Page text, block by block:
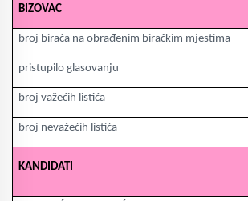
BIZOVAC
broj birača na obrađenim biračkim mjestima
pristupilo glasovanju
broj važećih listića
broj nevažećih listića
KANDIDATI